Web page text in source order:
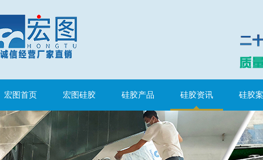
宏图首页 宏图硅胶 硅胶产品 硅胶资讯 硅胶